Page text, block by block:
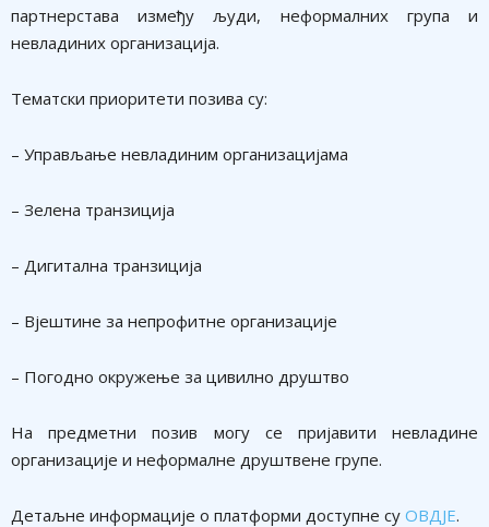
партнерстава између људи, неформалних група и
невладиних организација.
Тематски приоритети позива су:
– Управљање невладиним организацијама
– Зелена транзиција
– Дигитална транзиција
– Вјештине за непрофитне организације
– Погодно окружење за цивилно друштво
На предметни позив могу се пријавити невладине
организације и неформалне друштвене групе.
Детаљне информације о платформи доступне су ОВДЈЕ.